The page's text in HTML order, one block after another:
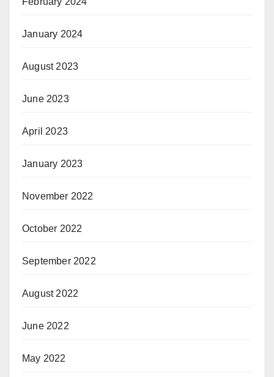
January 2024
August 2023
June 2023
April 2023
January 2023
November 2022
October 2022
September 2022
August 2022
June 2022
May 2022